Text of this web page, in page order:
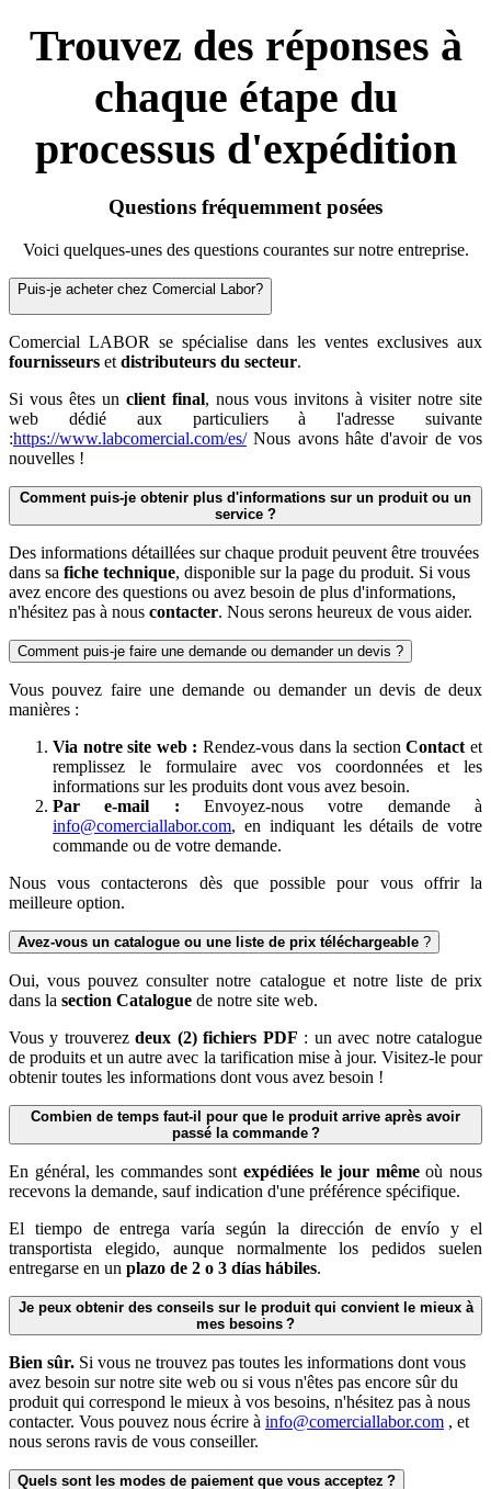
Trouvez des réponses à
chaque étape du
processus d'expédition
Questions fréquemment posées
Voici quelques-unes des questions courantes sur notre entreprise.
Puis-je acheter chez Comercial Labor?
Comercial LABOR se spécialise dans les ventes exclusives aux
fournisseurs et distributeurs du secteur.
Si vous êtes un client final, nous vous invitons à visiter notre site
web dédié aux particuliers à l'adresse suivante
:https://www.labcomercial.com/es/Nous avons hâte d'avoir de vos
nouvelles !
Comment puis-je obtenir plus d'informations sur un produit ou un
service ?
Des informations détaillées sur chaque produit peuvent être trouvées
dans sa fiche technique, disponible sur la page du produit. Si vous
avez encore des questions ou avez besoin de plus d'informations,
n'hésitez pas à nous contacter. Nous serons heureux de vous aider.
Comment puis-je faire une demande ou demander un devis ?
Vous pouvez faire une demande ou demander un devis de deux
manières :
Via notre site web : Rendez-vous dans la sectionContact et
remplissez le formulaire avec vos coordonnées et les
informations sur les produits dont vous avez besoin.
Par e-mail : Envoyez-nous votre demande à
info@comerciallabor.com, en indiquant les détails de votre
commande ou de votre demande.
Nous vous contacterons dès que possible pour vous offrir la
meilleure option.
Avez-vous un catalogue ou une liste de prix téléchargeable ?
Oui, vous pouvez consulter notre catalogue et notre liste de prix
dans la section Catalogue de notre site web.
Vous y trouverezdeux (2) fichiers PDF : un avec notre catalogue
de produits et un autre avec la tarification mise à jour. Visitez-le pour
obtenir toutes les informations dont vous avez besoin !
Combien de temps faut-il pour que le produit arrive après avoir
passé la commande ?
En général, les commandes sont expédiées le jour mêmeoù nous
recevons la demande, sauf indication d'une préférence spécifique.
El tiempo de entrega varía según la dirección de envío y el
transportista elegido, aunque normalmente los pedidos suelen
entregarse en un plazo de 2 o 3 días hábiles.
Je peux obtenir des conseils sur le produit qui convient le mieux à
mes besoins ?
Bien sûr. Si vous ne trouvez pas toutes les informations dont vous
avez besoin sur notre site web ou si vous n'êtes pas encore sûr du
produit qui correspond le mieux à vos besoins, n'hésitez pas à nous
contacter. Vous pouvez nous écrire à​ info@comerciallabor.com , et
nous serons ravis de vous conseiller.
Quels sont les modes de paiement que vous acceptez ?